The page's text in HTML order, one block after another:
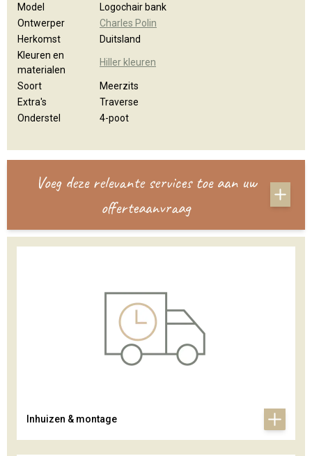
Model
Logochair bank
Ontwerper
Charles Polin
Herkomst
Duitsland
Kleuren en
materialen
Hiller kleuren
Soort
Meerzits
Extra's
Traverse
Onderstel
4-poot
Voeg deze relevante services toe aan uw
offerteaanvraag
Inhuizen & montage